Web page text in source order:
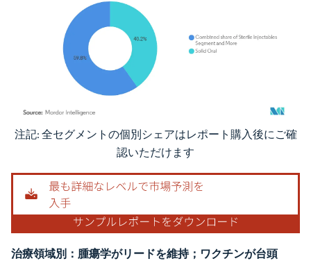
画像 © Mordor Intelligence。再利用にはCC BY 4.0の表示が必要です。
注記: 全セグメントの個別シェアはレポート購入後にご確
認いただけます
治療領域別：腫瘍学がリードを維持；ワクチンが台頭